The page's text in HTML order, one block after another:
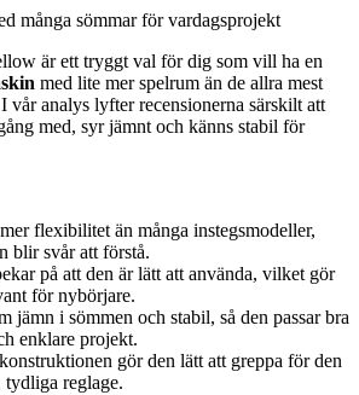
många sömmar för vardagsprojekt
är ett tryggt val för dig som vill ha en
med lite mer spelrum än de allra mest
vår analys lyfter recensionerna särskilt att
med, syr jämnt och känns stabil för
flexibilitet än många instegsmodeller,
blir svår att förstå.
på att den är lätt att använda, vilket gör
för nybörjare.
jämn i sömmen och stabil, så den passar bra
enklare projekt.
gör den lätt att greppa för den
reglage.